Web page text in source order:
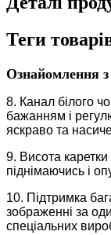
Теги
Ознайомлення
8. Канал білого
бажанням і
яскраво та
9. Висота
піднімаючись і
10. Підтримка
зображенні за
спеціальних